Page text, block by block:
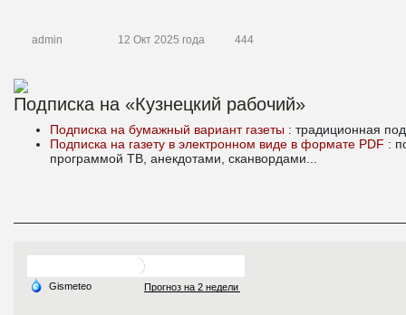
admin 12 Окт 2025 года 444
Подписка на «Кузнецкий рабочий»
Подписка на бумажный вариант газеты : традиционная
Подписка на газету в электронном виде в формате PDF :
программой ТВ, анекдотами, сканвордами...